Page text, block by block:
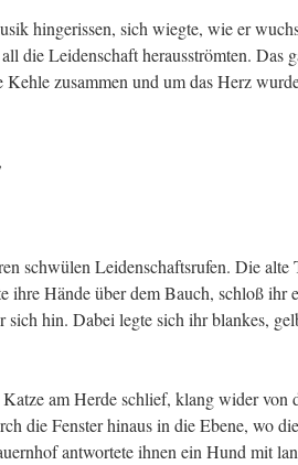
hingerissen, sich wiegte, wie er
die Leidenschaft herausströmten. Das
zusammen und um das Herz
schwülen Leidenschaftsrufen. Die alte
ihre Hände über dem Bauch, schloß ihr
sich hin. Dabei legte sich ihr blankes,
am Herde schlief, klang wider von
die Fenster hinaus in die Ebene, wo
antwortete ihnen ein Hund mit